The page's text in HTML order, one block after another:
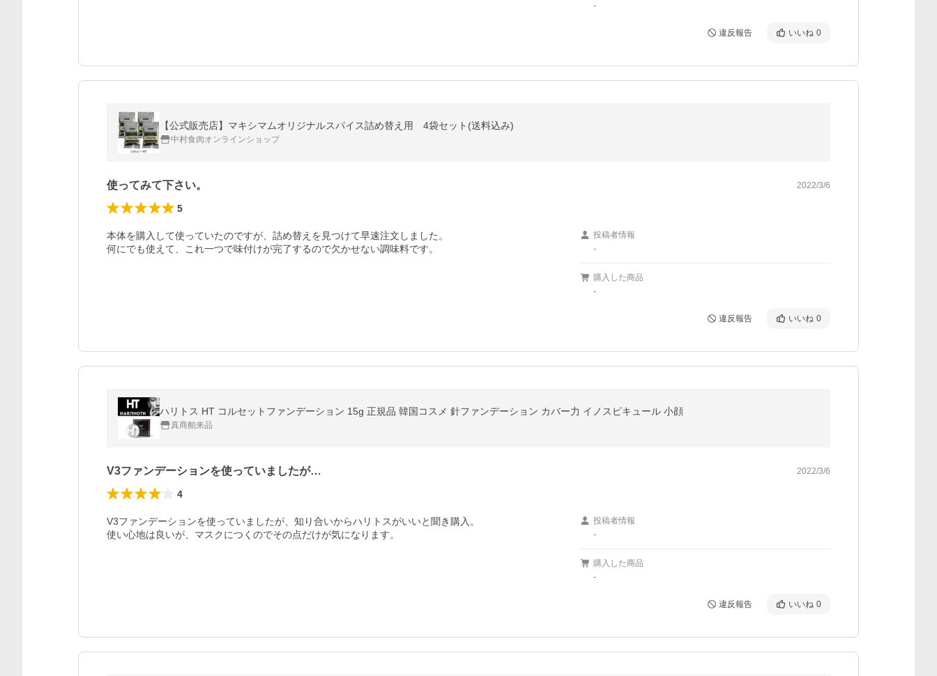
-
違反報告 いいね 0
【公式販売店】マキシマムオリジナルスパイス詰め替え用 4袋セット(送料込み)
中村食肉オンラインショップ
使ってみて下さい。 2022/3/6
5
本体を購入して使っていたのですが、詰め替えを見つけて早速注文しました。
投稿者情報
-
購入した商品
-
違反報告 いいね 0
ハリトス HT コルセットファンデーション 15g 正規品 韓国コスメ 針ファンデーション カバー力 イノスピキュール 小顔
真商舶来品
V3ファンデーションを使っていましたが… 2022/3/6
4
V3ファンデーションを使っていましたが、知り合いからハリトスがいいと聞き購入。
使い心地は良いが、マスクにつくのでその点だけが気になります。
投稿者情報
-
購入した商品
-
違反報告 いいね 0